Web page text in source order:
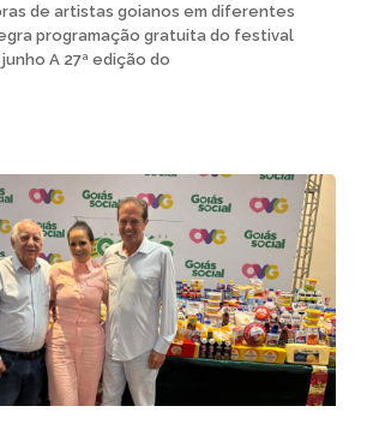
de artistas goianos em diferentes
programação gratuita do festival
A 27ª edição do